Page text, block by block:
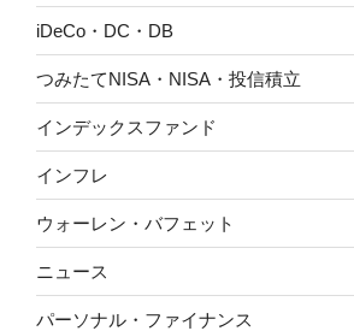
iDeCo・DC・DB
つみたてNISA・NISA・投信積立
インデックスファンド
インフレ
ウォーレン・バフェット
ニュース
パーソナル・ファイナンス